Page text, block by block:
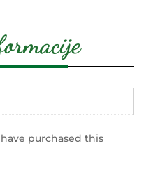
purchased this